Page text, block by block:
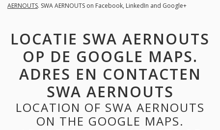
AERNOUTS. SWA AERNOUTS on Facebook, LinkedIn and Google+
LOCATIE SWA AERNOUTS
OP DE GOOGLE MAPS.
ADRES EN CONTACTEN
SWA AERNOUTS
LOCATION OF SWA AERNOUTS
ON THE GOOGLE MAPS.